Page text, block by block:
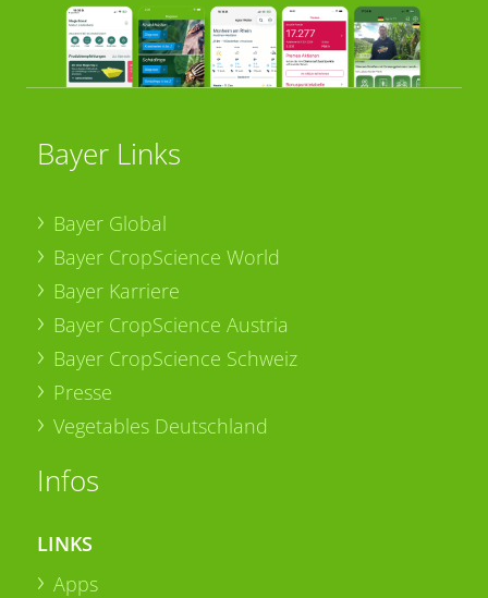
Bayer Links
Bayer Global
Bayer CropScience World
Bayer Karriere
Bayer CropScience Austria
Bayer CropScience Schweiz
Presse
Vegetables Deutschland
Infos
LINKS
Apps